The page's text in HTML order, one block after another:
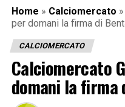
Home » Calciomercato »
per domani la firma di
CALCIOMERCATO
Calciomercato
domani la firma